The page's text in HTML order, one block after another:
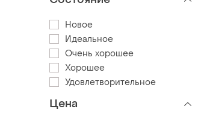
Новое
Идеальное
Очень хорошее
Хорошее
Удовлетворительное
Цена